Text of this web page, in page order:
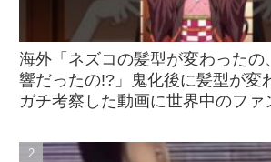
海外「ネズコの髪型が変わったの
響だったの!?」鬼化後に髪型が変
ガチ考察した動画に世界中のファ